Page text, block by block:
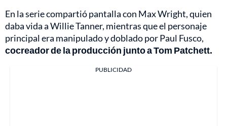
En la serie compartió pantalla con Max Wright, quien
daba vida a Willie Tanner, mientras que el personaje
principal era manipulado y doblado por Paul Fusco,
cocreador de la producción junto a Tom Patchett.
PUBLICIDAD